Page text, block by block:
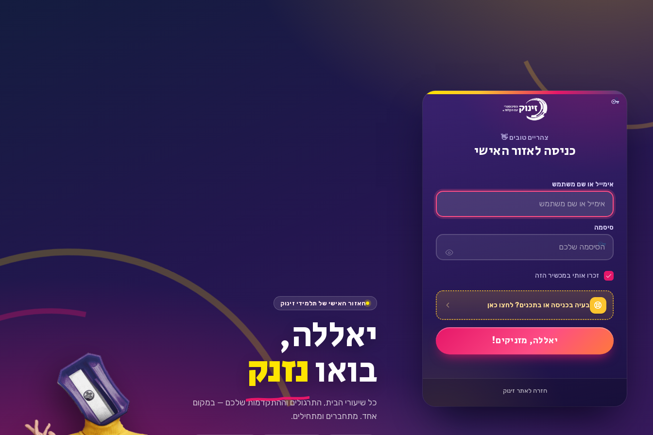
צהריים טובים 👋
כניסה לאזור האישי
אימייל או שם משתמש
סיסמה
זכרו אותי במכשיר הזה
בעיה בכניסה או בתכנים? לחצו כאן
חזרה לאתר זינוק
האזור האישי של תלמידי זינוק
יאללה,
בואונזנק
כל שיעורי הבית, התרגולים וההתקדמות שלכם — במקום
אחד. מתחברים ומתחילים.